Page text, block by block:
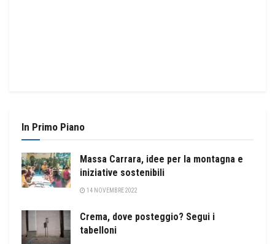
In Primo Piano
Massa Carrara, idee per la montagna e
iniziative sostenibili
14 NOVEMBRE 2022
Crema, dove posteggio? Segui i
tabelloni